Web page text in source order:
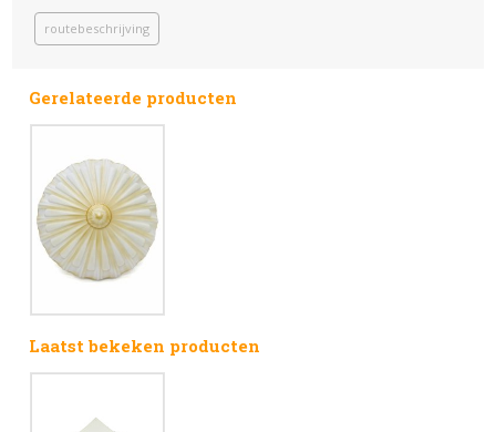
routebeschrijving
Gerelateerde producten
Laatst bekeken producten